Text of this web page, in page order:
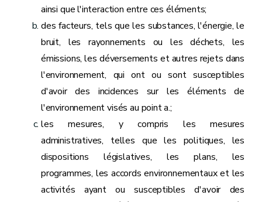
ainsi que l'interaction entre ces éléments;
des facteurs, tels que les substances, l'énergie, le
bruit, les rayonnements ou les déchets, les
émissions, les déversements et autres rejets dans
l'environnement, qui ont ou sont susceptibles
d'avoir des incidences sur les éléments de
l'environnement visés au point a.;
les mesures, y compris les mesures
administratives, telles que les politiques, les
dispositions législatives, les plans, les
programmes, les accords environnementaux et les
activités ayant ou susceptibles d'avoir des